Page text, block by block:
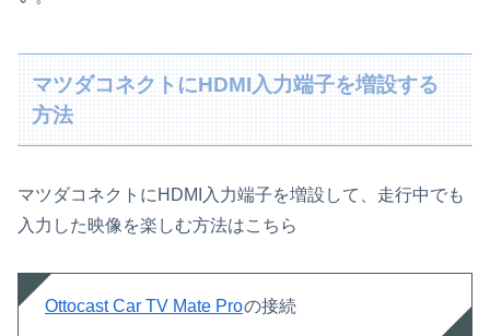
マツダコネクトにHDMI入力端子を増設する
方法
マツダコネクトにHDMI入力端子を増設して、走行中でも
入力した映像を楽しむ方法はこちら
Ottocast Car TV Mate Proの接続